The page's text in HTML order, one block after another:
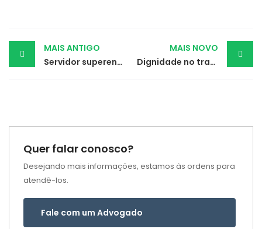
Post
navigation
MAIS ANTIGO
Servidor superendividado consegue limite de desconto e proteção contra negativação
MAIS NOVO
Dignidade no trabalho: Justiça reconhece abuso e reverte demissão por justa causa
Quer falar conosco?
Desejando mais informações, estamos às ordens para
atendê-los.
Fale com um Advogado